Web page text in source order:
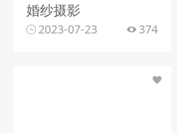
婚纱摄影
2023-07-23 374